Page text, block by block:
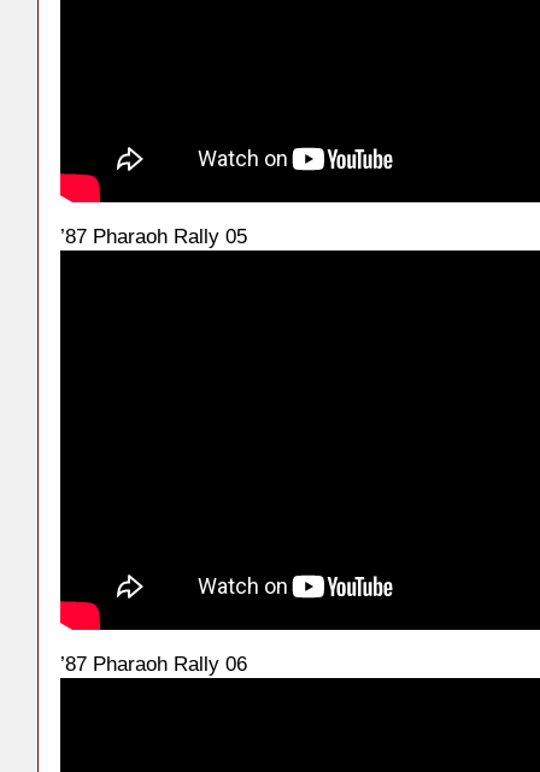
’87 Pharaoh Rally 05
’87 Pharaoh Rally 06